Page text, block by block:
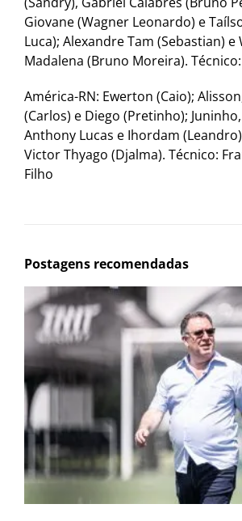
Giovane (Wagner Leonardo) e
Luca); Alexandre Tam (Sebastian) e
Madalena (Bruno Moreira).
América-RN: Ewerton (Caio);
(Carlos) e Diego (Pretinho);
Anthony Lucas e Ihordam
Victor Thyago (Djalma). Técnico:
Filho
Postagens recomendadas